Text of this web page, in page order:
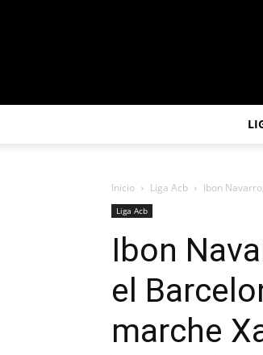
Inicio Liga Acb Ibon
Liga Acb
Ibon
el
marche